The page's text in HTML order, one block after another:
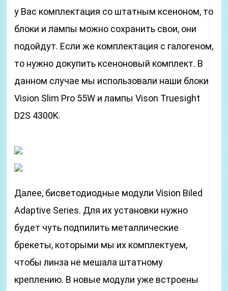
у Вас комплектация со штатным ксеноном, то
блоки и лампы можно сохранить свои, они
подойдут. Если же комплектация с галогеном,
то нужно докупить ксеноновый комплект. В
данном случае мы использовали наши блоки
Vision Slim Pro 55W и лампы Vison Truesight
D2S 4300K.
Далее, бисветодиодные модули Vision Biled
Adaptive Series. Для их установки нужно
будет чуть подпилить металлические
брекеты, которыми мы их комплектуем,
чтобы линза не мешала штатному
креплению. В новые модули уже встроены